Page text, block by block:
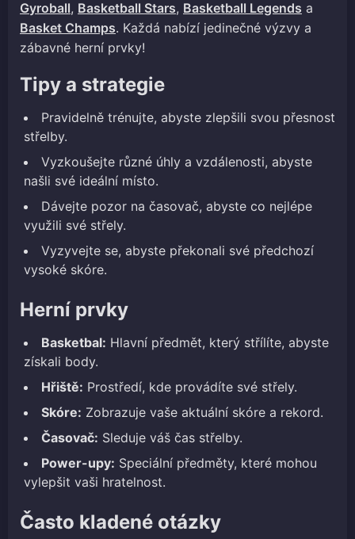
Gyroball, Basketball Stars, Basketball Legends a
Basket Champs. Každá nabízí jedinečné výzvy a
zábavné herní prvky!
Tipy a strategie
Pravidelně trénujte, abyste zlepšili svou přesnost
střelby.
Vyzkoušejte různé úhly a vzdálenosti, abyste
našli své ideální místo.
Dávejte pozor na časovač, abyste co nejlépe
využili své střely.
Vyzyvejte se, abyste překonali své předchozí
vysoké skóre.
Herní prvky
Basketbal: Hlavní předmět, který střílíte, abyste
získali body.
Hřiště: Prostředí, kde provádíte své střely.
Skóre: Zobrazuje vaše aktuální skóre a rekord.
Časovač: Sleduje váš čas střelby.
Power-upy: Speciální předměty, které mohou
vylepšit vaši hratelnost.
Často kladené otázky